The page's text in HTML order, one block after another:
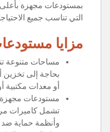
بمستودعات مجهزة بأعلى
التي تناسب جميع
مزايا
مساحات متنوعة
بحاجة إلى تخزين
أو معدات مكتبية
مستودعات مجهزة
تشمل كاميرات
وأنظمة حماية ضد